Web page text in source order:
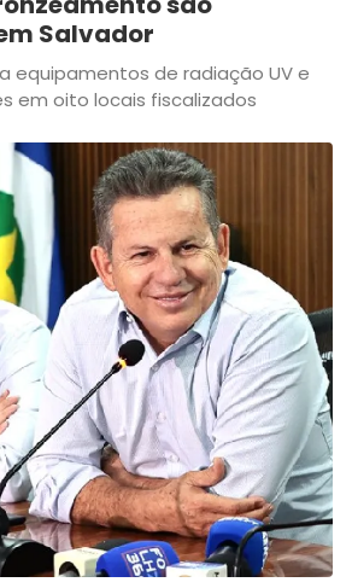
Salvador
equipamentos de radiação UV e
em oito locais fiscalizados